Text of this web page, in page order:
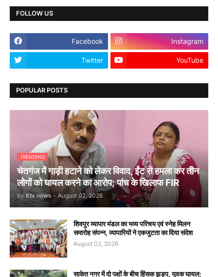
FOLLOW US
Facebook Instagram
Twitter YouTube
POPULAR POSTS
TRENDING
चेतगंज में गाड़ी हटाने को लेकर विवाद, ईंट से हमला कर तीन
लोगों को घायल करने का आरोप; पांच के खिलाफ FIR
by Ktv news - August 02, 2026
शिवपुर व्यापार मंडल का भव्य परिचय एवं स्नेह मिलन
समारोह संपन्न, व्यापारियों ने एकजुटता का दिया संदेश
August 02, 2026
साकेत नगर में दो पक्षों के बीच हिंसक झड़प, युवक घायल;